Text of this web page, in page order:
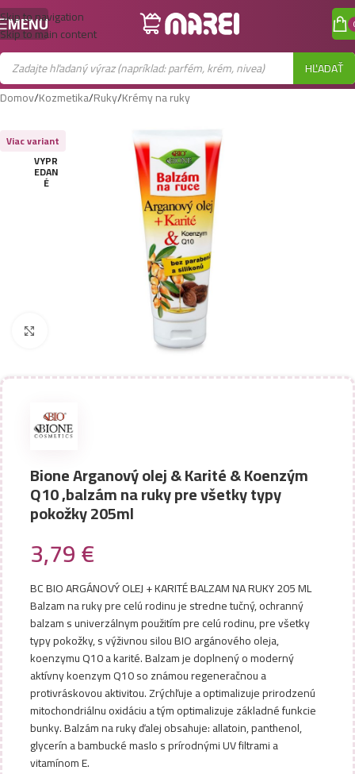
Skip to navigation
Skip to main content
MENU
HĽADAŤ
Domov/Kozmetika/Ruky/Krémy na ruky
VYPR
EDAN
É
Viac variant
Bione Arganový olej & Karité & Koenzým
Q10 ,balzám na ruky pre všetky typy
pokožky 205ml
3,79€
BC BIO ARGÁNOVÝ OLEJ + KARITÉ BALZAM NA RUKY 205 ML
Balzam na ruky pre celú rodinu je stredne tučný, ochranný
balzam s univerzálnym použitím pre celú rodinu, pre všetky
typy pokožky, s výživnou silou BIO argánového oleja,
koenzymu Q10 a karité. Balzam je doplnený o moderný
aktívny koenzym Q10 so známou regeneračnou a
protivráskovou aktivitou. Zrýchľuje a optimalizuje prirodzenú
mitochondriálnu oxidáciu a tým optimalizuje základné funkcie
bunky. Balzám na ruky ďalej obsahuje: allatoin, panthenol,
glycerín a bambucké maslo s prírodnými UV filtrami a
vitamínom E.